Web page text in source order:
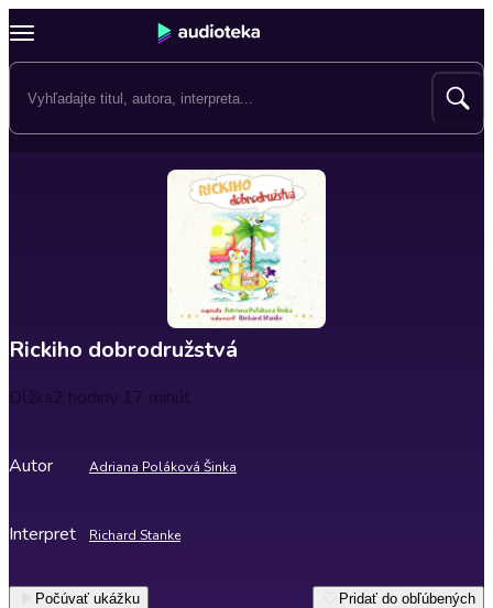
Rickiho dobrodružstvá
Dĺžka2 hodiny 17 minút
Autor Adriana Poláková Šinka
Interpret Richard Stanke
Počúvať ukážku Pridať do obľúbených